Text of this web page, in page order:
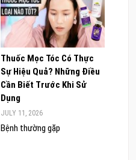
Thuốc Mọc Tóc Có Thực
Sự Hiệu Quả? Những Điều
Cần Biết Trước Khi Sử
Dụng
JULY 11, 2026
Bệnh thường gặp